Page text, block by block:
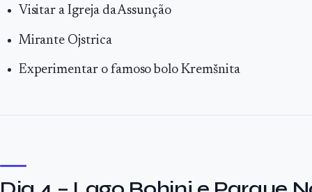
Visitar a Igreja da Assunção
Mirante Ojstrica
Experimentar o famoso bolo Kremšnita